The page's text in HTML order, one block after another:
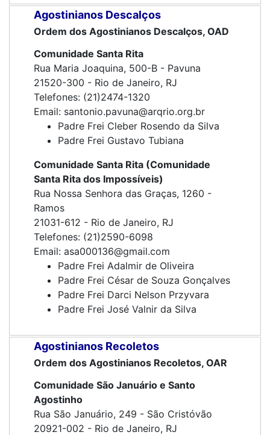
Agostinianos Descalços
Ordem dos Agostinianos Descalços, OAD
Comunidade Santa Rita
Rua Maria Joaquina, 500-B - Pavuna
21520-300 - Rio de Janeiro, RJ
Telefones: (21)2474-1320
Email: santonio.pavuna@arqrio.org.br
Padre Frei Cleber Rosendo da Silva
Padre Frei Gustavo Tubiana
Comunidade Santa Rita (Comunidade
Santa Rita dos Impossíveis)
Rua Nossa Senhora das Graças, 1260 -
Ramos
21031-612 - Rio de Janeiro, RJ
Telefones: (21)2590-6098
Email: asa000136@gmail.com
Padre Frei Adalmir de Oliveira
Padre Frei César de Souza Gonçalves
Padre Frei Darci Nelson Przyvara
Padre Frei José Valnir da Silva
Agostinianos Recoletos
Ordem dos Agostinianos Recoletos, OAR
Comunidade São Januário e Santo
Agostinho
Rua São Januário, 249 - São Cristóvão
20921-002 - Rio de Janeiro, RJ